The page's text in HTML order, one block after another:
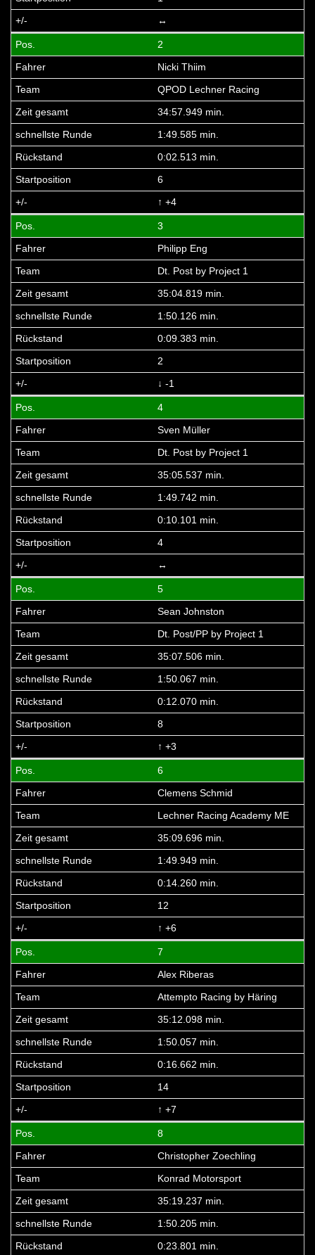
↔
2
Nicki Thiim
QPOD Lechner Racing
34:57.949 min.
1:49.585 min.
0:02.513 min.
6
↑ +4
3
Philipp Eng
Dt. Post by Project 1
35:04.819 min.
1:50.126 min.
0:09.383 min.
2
↓ -1
4
Sven Müller
Dt. Post by Project 1
35:05.537 min.
1:49.742 min.
0:10.101 min.
4
↔
5
Sean Johnston
Dt. Post/PP by Project 1
35:07.506 min.
1:50.067 min.
0:12.070 min.
8
↑ +3
6
Clemens Schmid
Lechner Racing Academy ME
35:09.696 min.
1:49.949 min.
0:14.260 min.
12
↑ +6
7
Alex Riberas
Attempto Racing by Häring
35:12.098 min.
1:50.057 min.
0:16.662 min.
14
↑ +7
8
Christopher Zoechling
Konrad Motorsport
35:19.237 min.
1:50.205 min.
0:23.801 min.